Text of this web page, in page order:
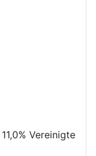
11,0% Vereinigte